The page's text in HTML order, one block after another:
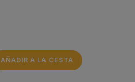
AÑADIR A LA CESTA